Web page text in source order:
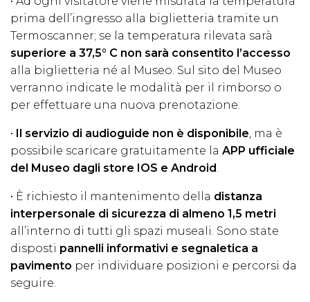
prima dell’ingresso alla biglietteria tramite un
Termoscanner; se la temperatura rilevata sarà
superiore a 37,5° C non sarà consentito l’accesso
alla biglietteria né al Museo. Sul sito del Museo
verranno indicate le modalità per il rimborso o
per effettuare una nuova prenotazione.
• Il servizio di audioguide non è disponibile, ma è
possibile scaricare gratuitamente la APP ufficiale
del Museo dagli store IOS e Android.
• È richiesto il mantenimento della distanza
interpersonale di sicurezza di almeno 1,5 metri
all’interno di tutti gli spazi museali. Sono state
disposti pannelli informativi e segnaletica a
pavimento per individuare posizioni e percorsi da
seguire.